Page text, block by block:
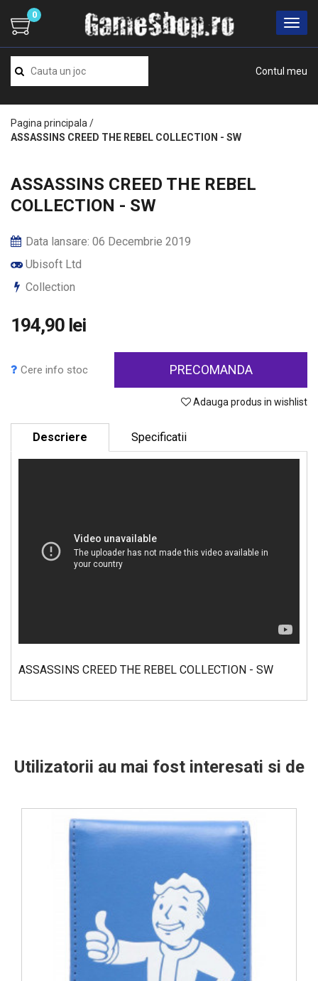
Contul meu
0
Pagina principala /
ASSASSINS CREED THE REBEL COLLECTION - SW
ASSASSINS CREED THE REBEL
COLLECTION - SW
Data lansare: 06 Decembrie 2019
Ubisoft Ltd
Collection
194,90 lei
Cere info stoc PRECOMANDA
Adauga produs in wishlist
Descriere Specificatii
ASSASSINS CREED THE REBEL COLLECTION - SW
Utilizatorii au mai fost interesati si de